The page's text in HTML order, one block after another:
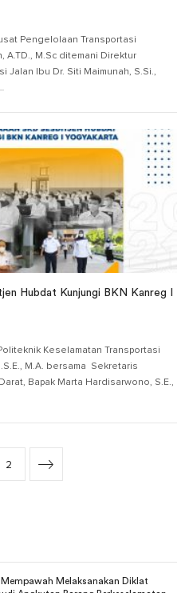
Pengelolaan Transportasi
A.TD., M.Sc ditemani Direktur
Jalan Ibu Dr. Siti Maimunah, S.Si.,
Hubdat Kunjungi BKN Kanreg I
Keselamatan Transportasi
M.A. bersama Sekretaris
Bapak Marta Hardisarwono, S.E.,
2
Mempawah Melaksanakan Diklat